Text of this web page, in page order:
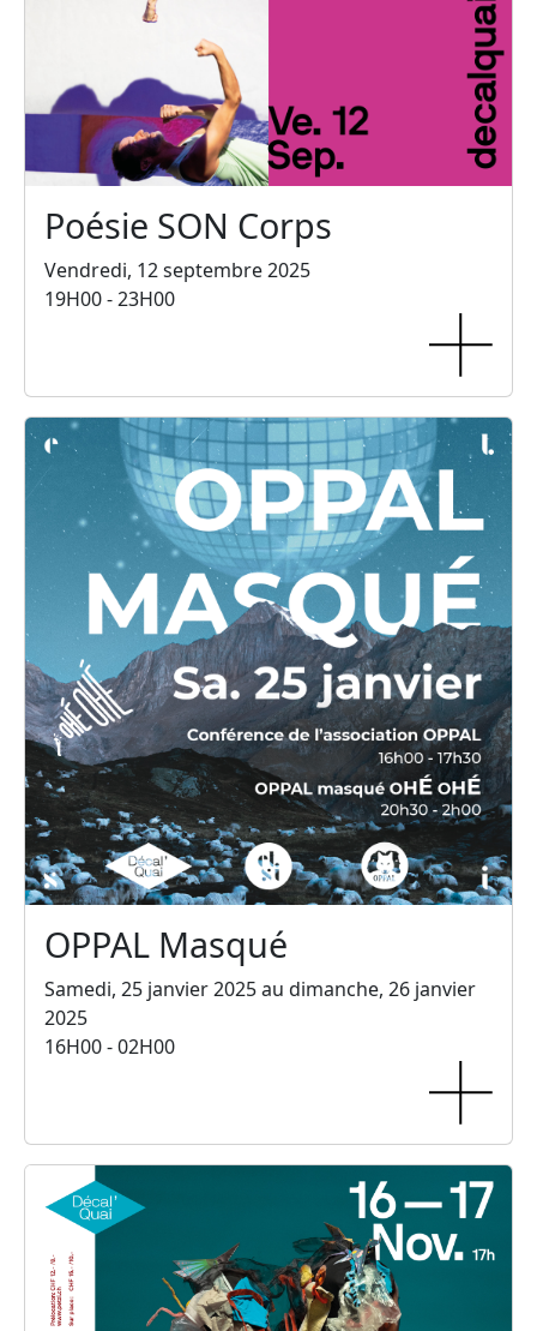
Poésie SON Corps
Vendredi, 12 septembre 2025
19H00 - 23H00
OPPAL Masqué
Samedi, 25 janvier 2025 au dimanche, 26 janvier
2025
16H00 - 02H00